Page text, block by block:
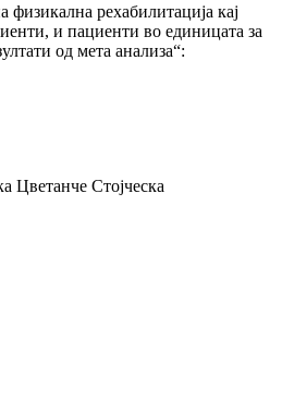
физикална рехабилитација кај
и пациенти во единицата за
од мета анализа“:
Цветанче Стојческа